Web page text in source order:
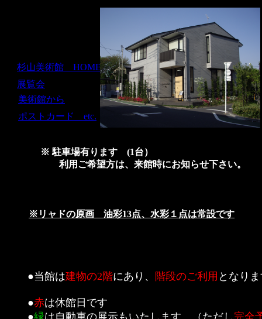
杉山美術館 HOME
展覧会
美術館から
ポストカード etc.
※リャドの原画 油彩13点、水彩１点は常設です
※ 駐車場有ります (1台）
利用ご希望方は、来館時にお知らせ下さい。
●当館は建物の2階にあり、 階段のご利用 となり
●赤は休館日です
●緑は自動車の展示もいたします。（ただし 完全